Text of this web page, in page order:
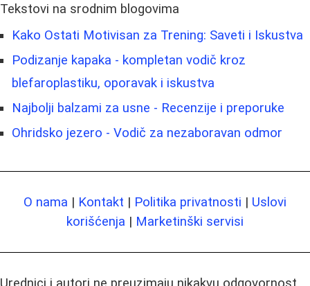
Tekstovi na srodnim blogovima
Kako Ostati Motivisan za Trening: Saveti i Iskustva
Podizanje kapaka - kompletan vodič kroz
blefaroplastiku, oporavak i iskustva
Najbolji balzami za usne - Recenzije i preporuke
Ohridsko jezero - Vodič za nezaboravan odmor
O nama | Kontakt | Politika privatnosti | Uslovi
korišćenja | Marketinški servisi
Urednici i autori ne preuzimaju nikakvu odgovornost